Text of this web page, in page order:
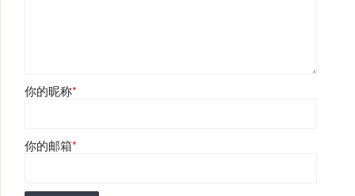
你的昵称*
你的邮箱*